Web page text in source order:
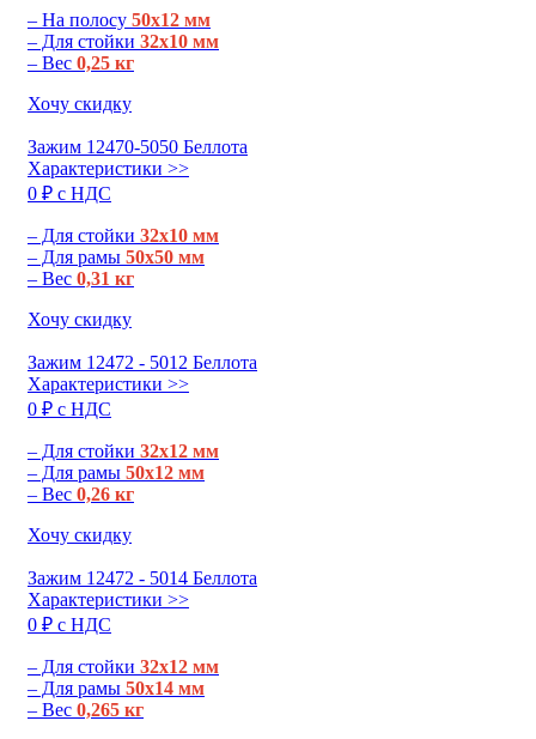
– На полосу 50х12 мм
– Для стойки 32х10 мм
– Вес 0,25 кг
Хочу скидку
Зажим 12470-5050 Беллота
Характеристики >>
0 ₽ c НДС
– Для стойки 32х10 мм
– Для рамы 50х50 мм
– Вес 0,31 кг
Хочу скидку
Зажим 12472 - 5012 Беллота
Характеристики >>
0 ₽ c НДС
– Для стойки 32х12 мм
– Для рамы 50х12 мм
– Вес 0,26 кг
Хочу скидку
Зажим 12472 - 5014 Беллота
Характеристики >>
0 ₽ c НДС
– Для стойки 32х12 мм
– Для рамы 50х14 мм
– Вес 0,265 кг